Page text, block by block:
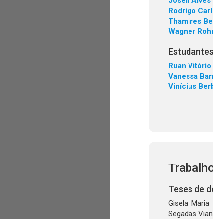
Rodrigo
Thamires
Wagner
Ruan
Vanessa
Vinícius
Teses de
Gisela
Segadas